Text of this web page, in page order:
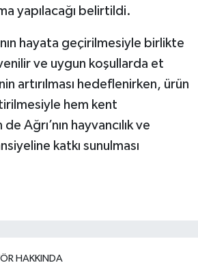
yapılacağı belirtildi.
hayata geçirilmesiyle birlikte
ve uygun koşullarda et
artırılması hedeflenirken, ürün
hem kent
Ağrı’nın hayvancılık ve
katkı sunulması
HAKKINDA